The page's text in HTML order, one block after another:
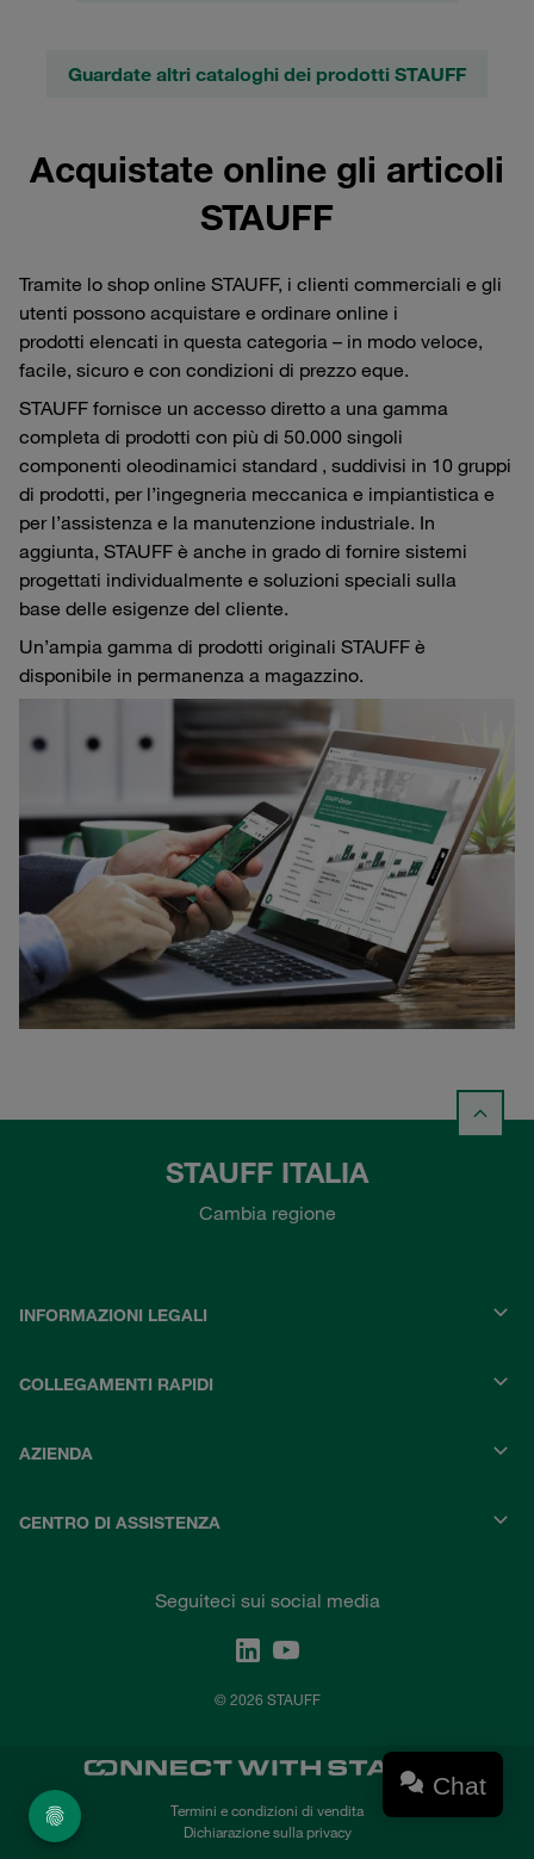
Guardate altri cataloghi dei prodotti STAUFF
Acquistate online gli articoli
STAUFF
Tramite lo shop online STAUFF, i clienti commerciali e gli
utenti possono acquistare e ordinare online i
prodotti elencati in questa categoria – in modo veloce,
facile, sicuro e con condizioni di prezzo eque.
STAUFF fornisce un accesso diretto a una gamma
completa di prodotti con più di 50.000 singoli
componenti oleodinamici standard , suddivisi in 10 gruppi
di prodotti, per l’ingegneria meccanica e impiantistica e
per l’assistenza e la manutenzione industriale. In
aggiunta, STAUFF è anche in grado di fornire sistemi
progettati individualmente e soluzioni speciali sulla
base delle esigenze del cliente.
Un’ampia gamma di prodotti originali STAUFF è
disponibile in permanenza a magazzino.
STAUFF ITALIA
Cambia regione
INFORMAZIONI LEGALI
COLLEGAMENTI RAPIDI
AZIENDA
CENTRO DI ASSISTENZA
Seguiteci sui social media
© 2026 STAUFF
Termini e condizioni di vendita
Dichiarazione sulla privacy
Chat